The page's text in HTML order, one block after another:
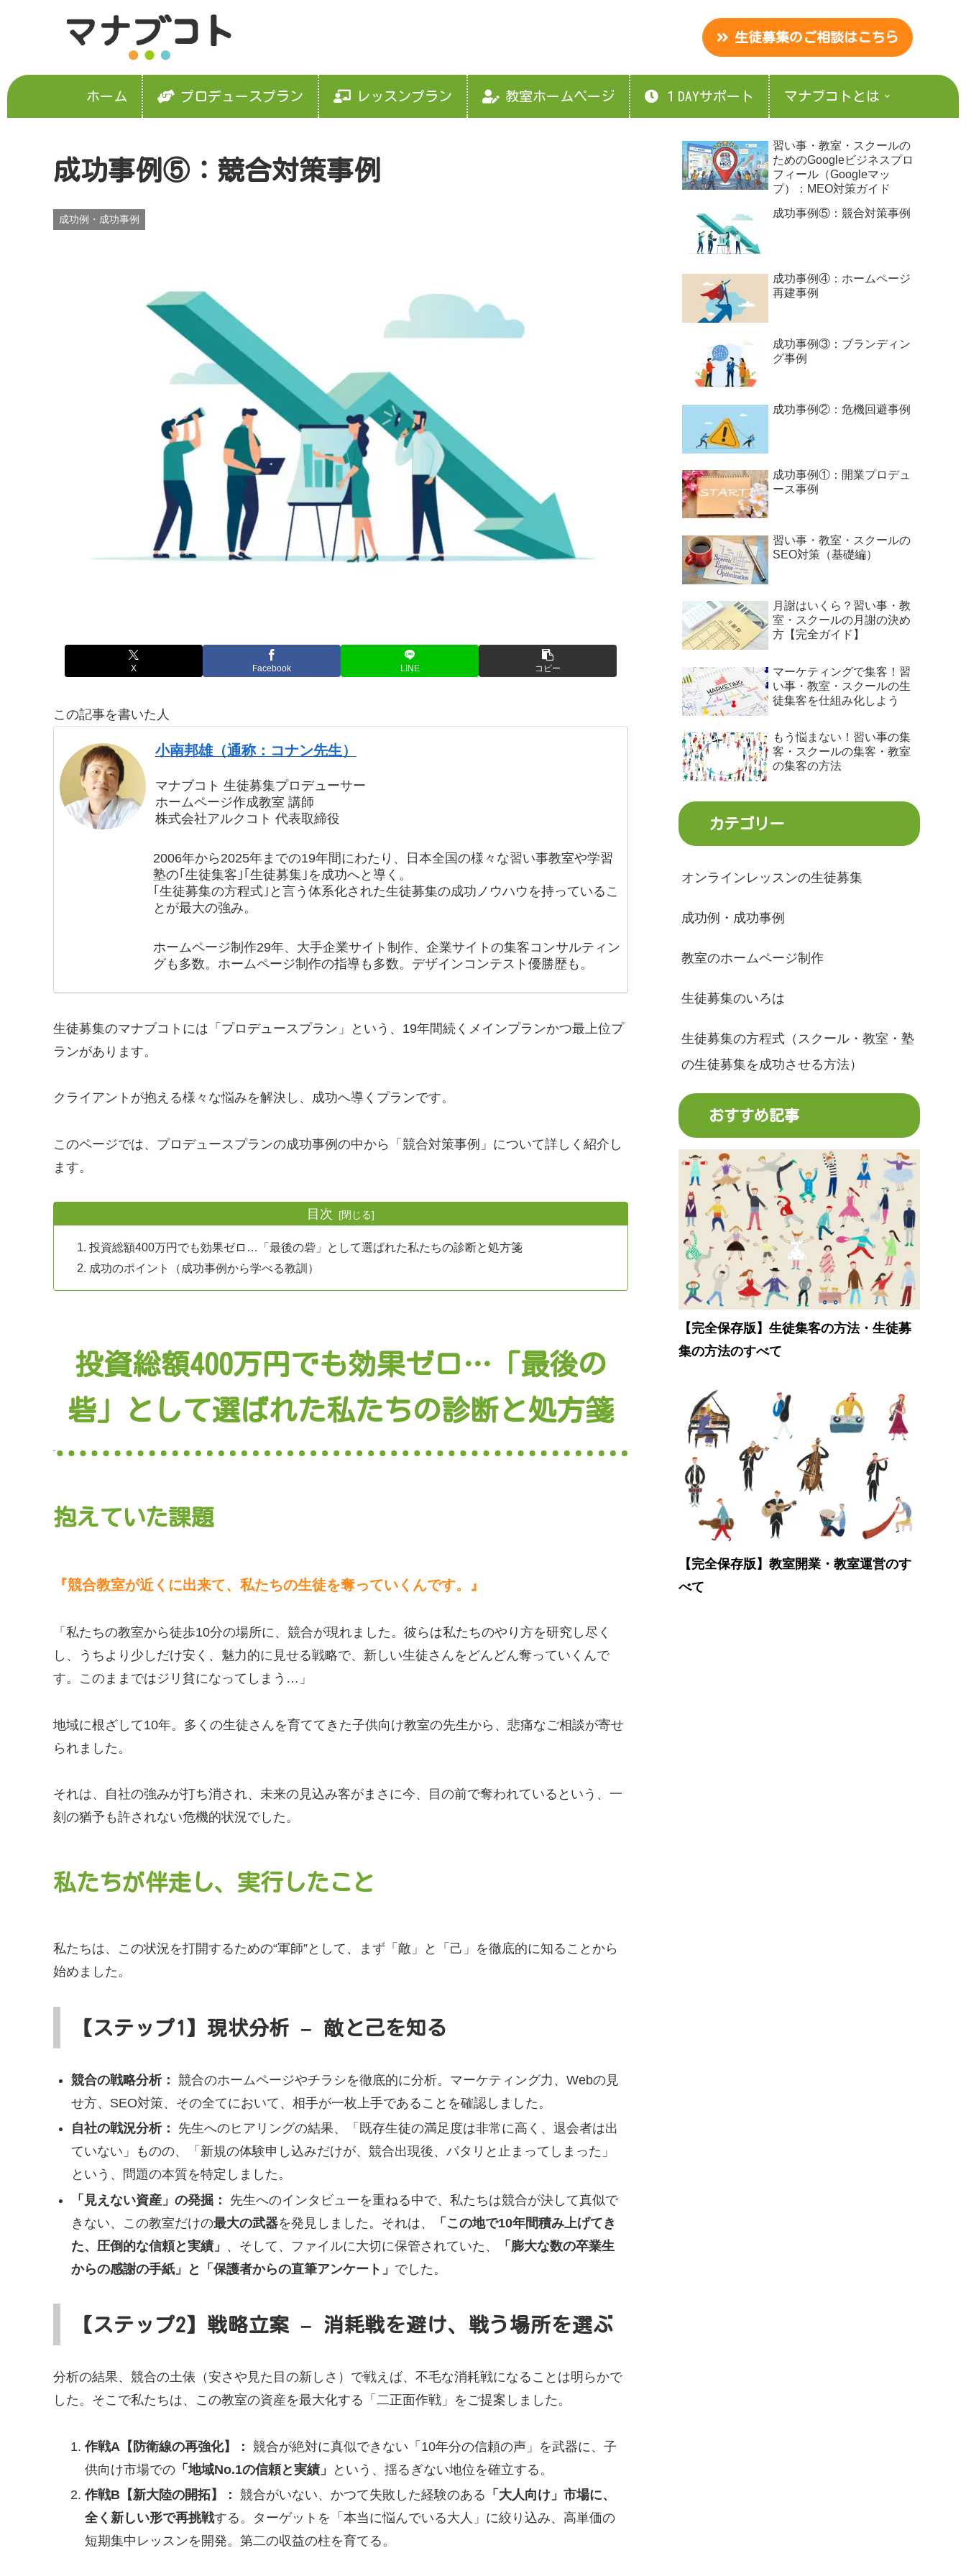
生徒募集のご相談はこちら
ホーム プロデュースプラン レッスンプラン 教室ホームページ １DAYサポート マナブコトとは
成功事例⑤：競合対策事例
成功例・成功事例
X Facebook LINE コピー
この記事を書いた人
小南邦雄（通称：コナン先生）
マナブコト 生徒募集プロデューサー
ホームページ作成教室 講師
株式会社アルクコト 代表取締役
2006年から2025年までの19年間にわたり、日本全国の様々な習い事教室や学習
塾の｢生徒集客｣｢生徒募集｣を成功へと導く。
｢生徒募集の方程式｣と言う体系化された生徒募集の成功ノウハウを持っているこ
とが最大の強み。
ホームページ制作29年、大手企業サイト制作、企業サイトの集客コンサルティン
グも多数。ホームページ制作の指導も多数。デザインコンテスト優勝歴も。
生徒募集のマナブコトには「プロデュースプラン」という、19年間続くメインプランかつ最上位プ
ランがあります。
クライアントが抱える様々な悩みを解決し、成功へ導くプランです。
このページでは、プロデュースプランの成功事例の中から「競合対策事例」について詳しく紹介し
ます。
目次
投資総額400万円でも効果ゼロ…「最後の砦」として選ばれた私たちの診断と処方箋
成功のポイント（成功事例から学べる教訓）
投資総額400万円でも効果ゼロ…「最後の
砦」として選ばれた私たちの診断と処方箋
抱えていた課題
『競合教室が近くに出来て、私たちの生徒を奪っていくんです。』
「私たちの教室から徒歩10分の場所に、競合が現れました。彼らは私たちのやり方を研究し尽く
し、うちより少しだけ安く、魅力的に見せる戦略で、新しい生徒さんをどんどん奪っていくんで
す。このままではジリ貧になってしまう…」
地域に根ざして10年。多くの生徒さんを育ててきた子供向け教室の先生から、悲痛なご相談が寄せ
られました。
それは、自社の強みが打ち消され、未来の見込み客がまさに今、目の前で奪われているという、一
刻の猶予も許されない危機的状況でした。
私たちが伴走し、実行したこと
私たちは、この状況を打開するための“軍師”として、まず「敵」と「己」を徹底的に知ることから
始めました。
【ステップ1 】 現状分析 – 敵と己を知る
競合の戦略分析： 競合のホームページやチラシを徹底的に分析。マーケティング力、Webの見
せ方、SEO対策、その全てにおいて、相手が一枚上手であることを確認しました。
自社の戦況分析：
先生へのヒアリングの結果、「既存生徒の満足度は非常に高く、退会者は出
ていない」ものの、「新規の体験申し込みだけが、競合出現後、パタリと止まってしまった」
という、問題の本質を特定しました。
「見えない資産」の発掘：
先生へのインタビューを重ねる中で、私たちは競合が決して真似で
きない、この教室だけの最大の武器を発見しました。それは、
「この地で10年間積み上げてき
た、圧倒的な信頼と実績」 、そして、ファイルに大切に保管されていた、
「膨大な数の卒業生
からの感謝の手紙」と「保護者からの直筆アンケート」 でした。
【ステップ2】 戦略立案 – 消耗戦を避け、戦う場所を選ぶ
分析の結果、競合の土俵（安さや見た目の新しさ）で戦えば、不毛な消耗戦になることは明らかで
した。そこで私たちは、この教室の資産を最大化する「二正面作戦」をご提案しました。
作戦A【防衛線の再強化】： 競合が絶対に真似できない「10年分の信頼の声」を武器に、子
供向け市場での「地域No.1の信頼と実績」
という、揺るぎない地位を確立する。
作戦B【新大陸の開拓】： 競合がいない、かつて失敗した経験のある 「大人向け」市場に、
全く新しい形で再挑戦する。ターゲットを「本当に悩んでいる大人」に絞り込み、高単価の
短期集中レッスンを開発。第二の収益の柱を育てる。
習い事・教室・スクールの
ためのGoogleビジネスプロ
フィール（Googleマッ
プ）：MEO対策ガイド
成功事例⑤：競合対策事例
成功事例④：ホームページ
再建事例
成功事例③：ブランディン
グ事例
成功事例②：危機回避事例
成功事例①：開業プロデュ
ース事例
習い事・教室・スクールの
SEO対策（基礎編）
月謝はいくら？習い事・教
室・スクールの月謝の決め
方【完全ガイド】
マーケティングで集客！習
い事・教室・スクールの生
徒集客を仕組み化しよう
もう悩まない！習い事の集
客・スクールの集客・教室
の集客の方法
カテゴリー
オンラインレッスンの生徒募集
成功例・成功事例
教室のホームページ制作
生徒募集のいろは
生徒募集の方程式（スクール・教室・塾
の生徒募集を成功させる方法）
おすすめ記事
【完全保存版】生徒集客の方法・生徒募
集の方法のすべて
【完全保存版】教室開業・教室運営のす
べて